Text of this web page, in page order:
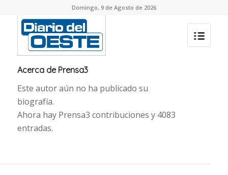
Domingo, 9 de Agosto de 2026
Acerca de Prensa3
Este autor aún no ha publicado su
biografía.
Ahora hay Prensa3 contribuciones y 4083
entradas.